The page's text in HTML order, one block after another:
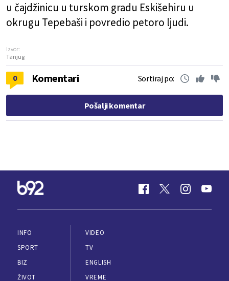
u čajdžinicu u turskom gradu Eskišehiru u
okrugu Tepebaši i povredio petoro ljudi.
Izvor:
Tanjug
0 Komentari Sortiraj po:
Pošalji komentar
INFO
SPORT
BIZ
ŽIVOT
VIDEO
TV
ENGLISH
VREME